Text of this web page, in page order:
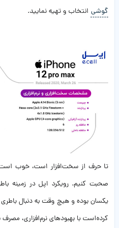
گوشی انتخاب و تهیه نمایید.
صحبت کنیم. رویکرد اپل در زمینه
یکسان بوده‌ و هیچ وقت به دن‍بال